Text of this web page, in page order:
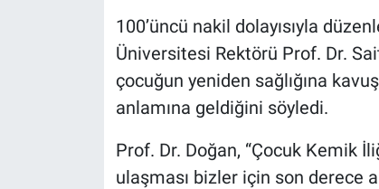
100’üncü nakil dolayısıyla
Üniversitesi Rektörü Prof. Dr.
çocuğun yeniden sağlığına
anlamına geldiğini söyledi.
Prof. Dr. Doğan, “Çocuk Kemik
ulaşması bizler için son derece